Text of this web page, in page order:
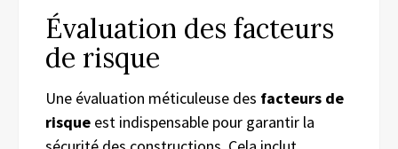
Évaluation des facteurs
de risque
Une évaluation méticuleuse des facteurs de
risque est indispensable pour garantir la